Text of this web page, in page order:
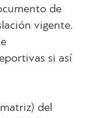
de
vigente.
si así
del